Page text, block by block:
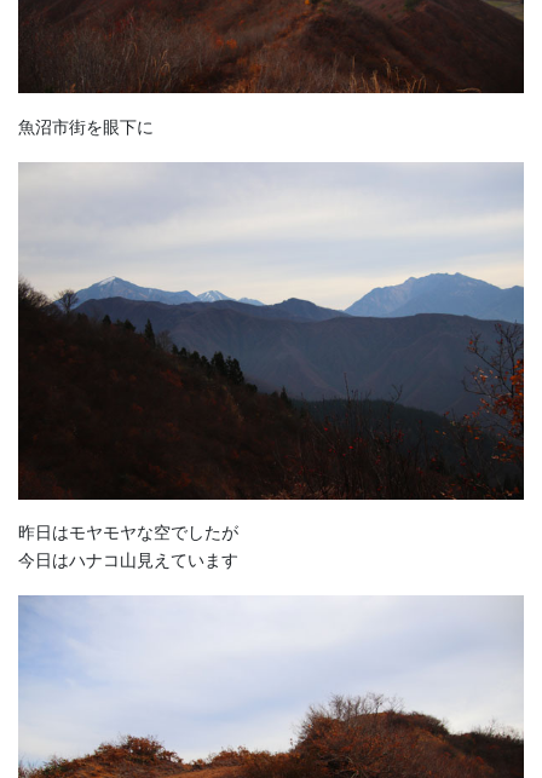
魚沼市街を眼下に
昨日はモヤモヤな空でしたが
今日はハナコ山見えています